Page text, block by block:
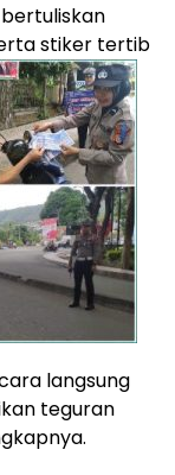
stiker tertib
langsung
teguran